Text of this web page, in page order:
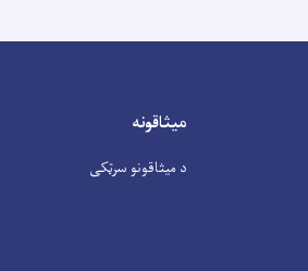
میثاقونه
د میثاقونو سرټکی